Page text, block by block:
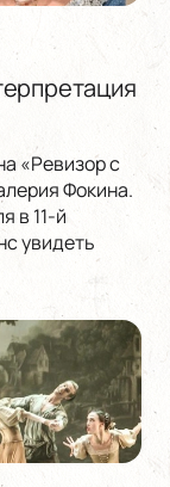
«Ревизор с
Фокина.
в 11-й
увидеть